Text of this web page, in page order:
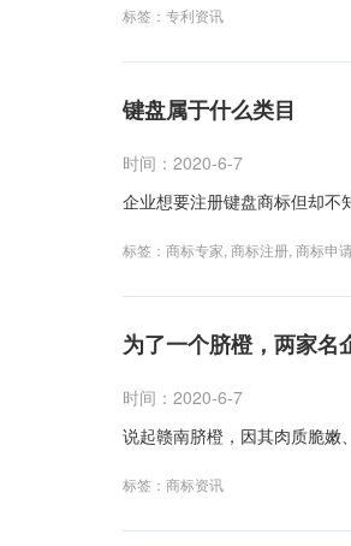
标签： 专利资讯
键盘属于什么类目
时间：2020-6-7
企业想要注册键盘商标但却
标签： 商标专家 商标注册 商标申
为了一个脐橙，两家名
时间：2020-6-7
说起赣南脐橙，因其肉质脆
标签： 商标资讯